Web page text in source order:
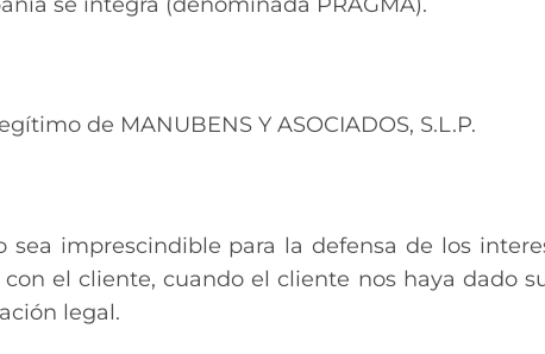
de MANUBENS Y ASOCIADOS, S.L.P.
sea imprescindible para la defensa de los
el cliente, cuando el cliente nos haya dado
legal.